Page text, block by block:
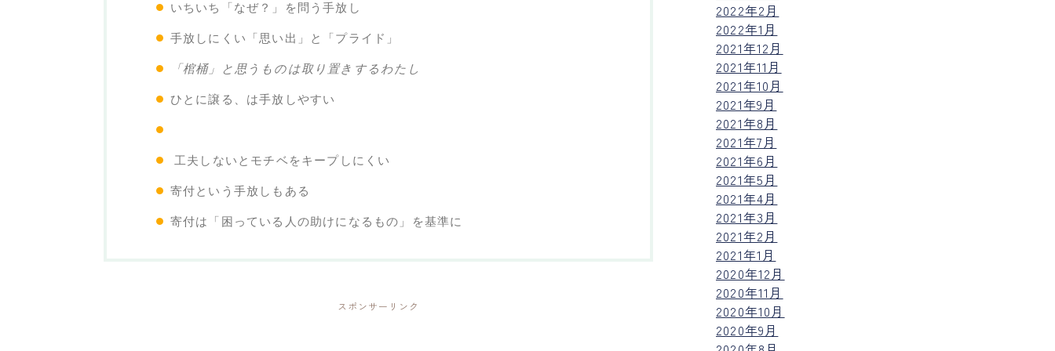
いちいち「なぜ？」を問う手放し
手放しにくい「思い出」と「プライド」
「棺桶」と思うものは取り置きするわたし
ひとに譲る、は手放しやすい
工夫しないとモチベをキープしにくい
寄付という手放しもある
寄付は「困っている人の助けになるもの」を基準に
スポンサーリンク
2022年2月
2022年1月
2021年12月
2021年11月
2021年10月
2021年9月
2021年8月
2021年7月
2021年6月
2021年5月
2021年4月
2021年3月
2021年2月
2021年1月
2020年12月
2020年11月
2020年10月
2020年9月